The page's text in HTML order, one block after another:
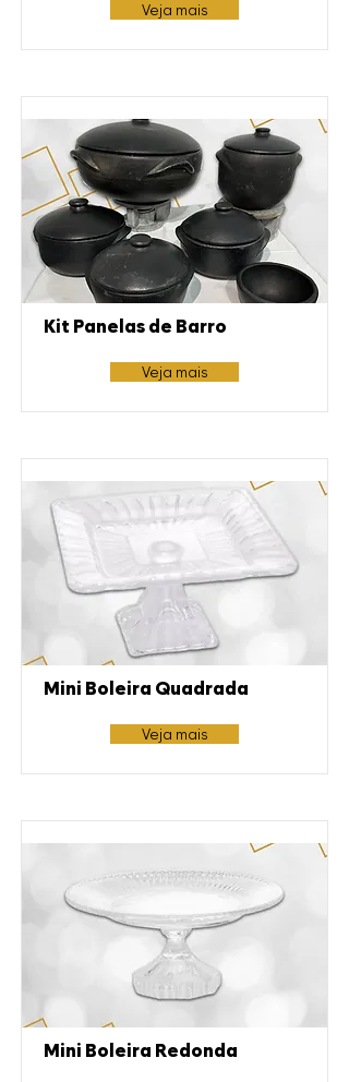
Veja mais
Kit Panelas de Barro
Veja mais
Mini Boleira Quadrada
Veja mais
Mini Boleira Redonda